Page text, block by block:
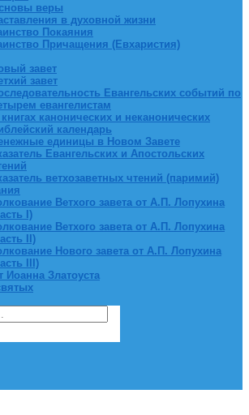
веры
в духовной жизни
Покаяния
Причащения (Евхаристия)
завет
завет
Евангельских событий по
евангелистам
канонических и неканонических
календарь
единицы в Новом Завете
Евангельских и Апостольских
ветхозаветных чтений (паримий)
Ветхого завета от А.П. Лопухина
I)
Ветхого завета от А.П. Лопухина
II)
Нового завета от А.П. Лопухина
III)
Иоанна Златоуста